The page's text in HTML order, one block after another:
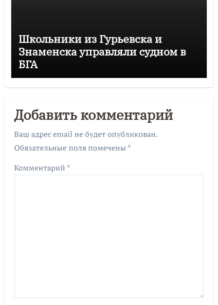
Школьники из Гурьевска и
Знаменска управляли судном в
БГА
Добавить комментарий
Ваш адрес email не будет опубликован.
Обязательные поля помечены *
Комментарий *